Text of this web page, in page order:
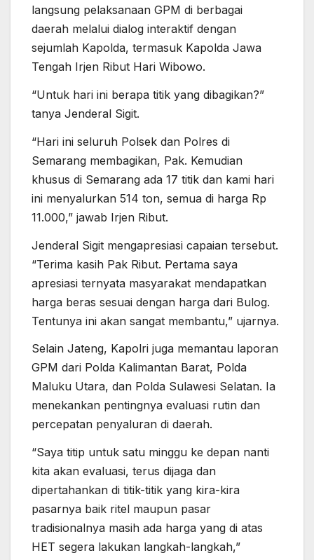
langsung pelaksanaan GPM di berbagai
daerah melalui dialog interaktif dengan
sejumlah Kapolda, termasuk Kapolda Jawa
Tengah Irjen Ribut Hari Wibowo.
“Untuk hari ini berapa titik yang dibagikan?”
tanya Jenderal Sigit.
“Hari ini seluruh Polsek dan Polres di
Semarang membagikan, Pak. Kemudian
khusus di Semarang ada 17 titik dan kami hari
ini menyalurkan 514 ton, semua di harga Rp
11.000,” jawab Irjen Ribut.
Jenderal Sigit mengapresiasi capaian tersebut.
“Terima kasih Pak Ribut. Pertama saya
apresiasi ternyata masyarakat mendapatkan
harga beras sesuai dengan harga dari Bulog.
Tentunya ini akan sangat membantu,” ujarnya.
Selain Jateng, Kapolri juga memantau laporan
GPM dari Polda Kalimantan Barat, Polda
Maluku Utara, dan Polda Sulawesi Selatan. Ia
menekankan pentingnya evaluasi rutin dan
percepatan penyaluran di daerah.
“Saya titip untuk satu minggu ke depan nanti
kita akan evaluasi, terus dijaga dan
dipertahankan di titik-titik yang kira-kira
pasarnya baik ritel maupun pasar
tradisionalnya masih ada harga yang di atas
HET segera lakukan langkah-langkah,”